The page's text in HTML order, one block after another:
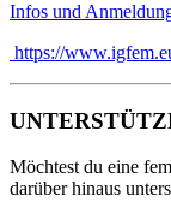
Infos und
https://
Möchtest du eine
darüber hinaus